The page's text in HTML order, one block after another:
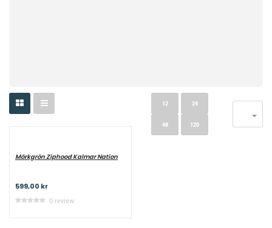
12 24
48 120

Mörkgrön Ziphood Kalmar Nation
599,00 kr
0 review